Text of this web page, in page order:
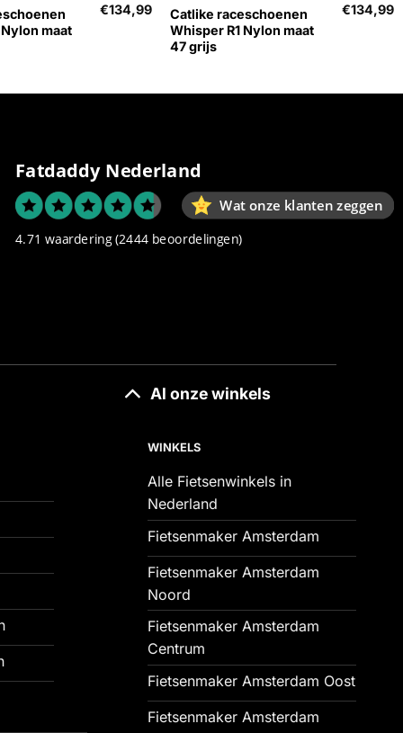
maat
€134,99
Catlike raceschoenen
Whisper R1 Nylon maat
47 grijs
€134,99
Fatdaddy Nederland
Wat onze klanten zeggen
4.71 waardering (2444 beoordelingen)
Al onze winkels
WINKELS
Alle Fietsenwinkels in
Nederland
Fietsenmaker Amsterdam
Fietsenmaker Amsterdam
Noord
Fietsenmaker Amsterdam
Centrum
Fietsenmaker Amsterdam Oost
Fietsenmaker Amsterdam